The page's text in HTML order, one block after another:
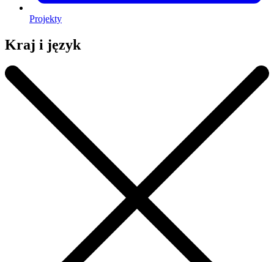
Projekty
Kraj i język